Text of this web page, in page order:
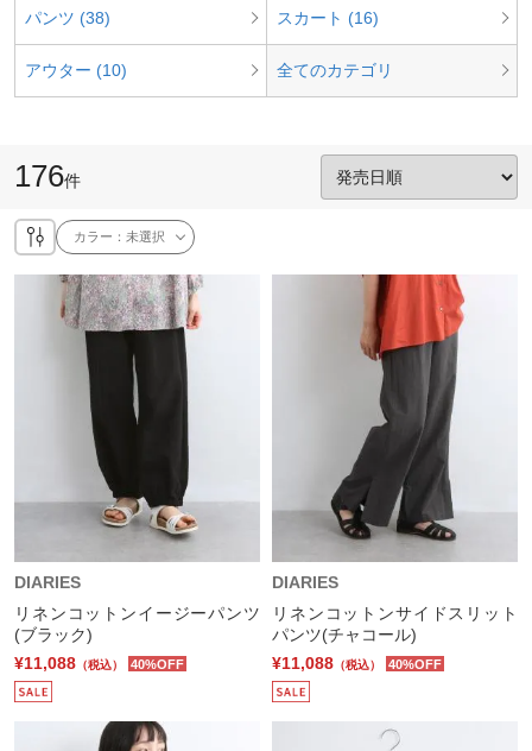
パンツ (38) スカート (16)
アウター (10) 全てのカテゴリ
176件
カラー：未選択
DIARIES
リネンコットンイージーパンツ
(ブラック)
¥11,088 （税込） 40%OFF
DIARIES
リネンコットンサイドスリット
パンツ(チャコール)
¥11,088 （税込） 40%OFF